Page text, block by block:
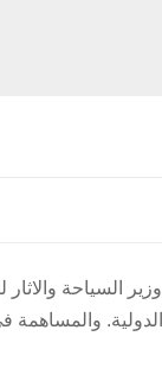
والاثار